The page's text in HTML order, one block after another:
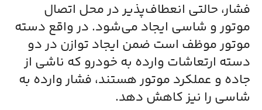
فشار، حالتی انعطاف‌پذیر در محل اتصال
موتور و شاسی ایجاد می‌شود. در واقع دسته‌
موتور موظف است ضمن ایجاد توازن در دو
دسته ارتعاشات وارده به خودرو که ناشی از
جاده و عملکرد موتور هستند، فشار وارده به
شاسی را نیز کاهش دهد.